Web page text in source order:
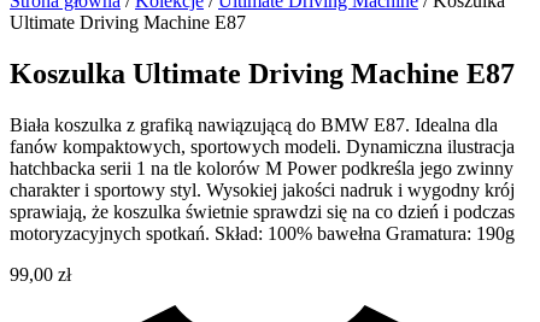
Ultimate Driving Machine E87
Koszulka Ultimate Driving Machine E87
Biała koszulka z grafiką nawiązującą do BMW E87. Idealna dla
fanów kompaktowych, sportowych modeli. Dynamiczna ilustracja
hatchbacka serii 1 na tle kolorów M Power podkreśla jego zwinny
charakter i sportowy styl. Wysokiej jakości nadruk i wygodny krój
sprawiają, że koszulka świetnie sprawdzi się na co dzień i podczas
motoryzacyjnych spotkań. Skład: 100% bawełna Gramatura: 190g
99,00 zł